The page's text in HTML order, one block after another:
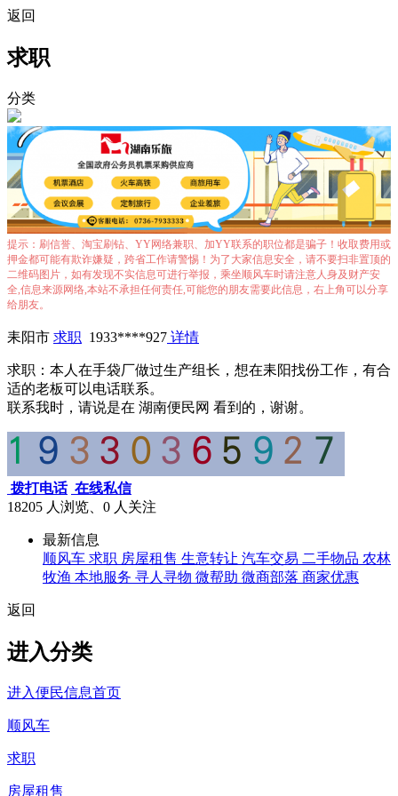
返回
求职
分类
提示：刷信誉、淘宝刷钻、YY网络兼职、加YY联系的职位都是骗子！收取费用或
押金都可能有欺诈嫌疑，跨省工作请警惕！为了大家信息安全，请不要扫非置顶的
二维码图片，如有发现不实信息可进行举报，乘坐顺风车时请注意人身及财产安
全,信息来源网络,本站不承担任何责任,可能您的朋友需要此信息，右上角可以分享
给朋友。
耒阳市 求职 1933****927 详情
求职：本人在手袋厂做过生产组长，想在耒阳找份工作，有合
适的老板可以电话联系。
联系我时，请说是在 湖南便民网 看到的，谢谢。
拨打电话 在线私信
18205 人浏览、0 人关注
最新信息
顺风车 求职 房屋租售 生意转让 汽车交易 二手物品 农林
牧渔 本地服务 寻人寻物 微帮助 微商部落 商家优惠
返回
进入分类
进入便民信息首页
顺风车
求职
房屋租售